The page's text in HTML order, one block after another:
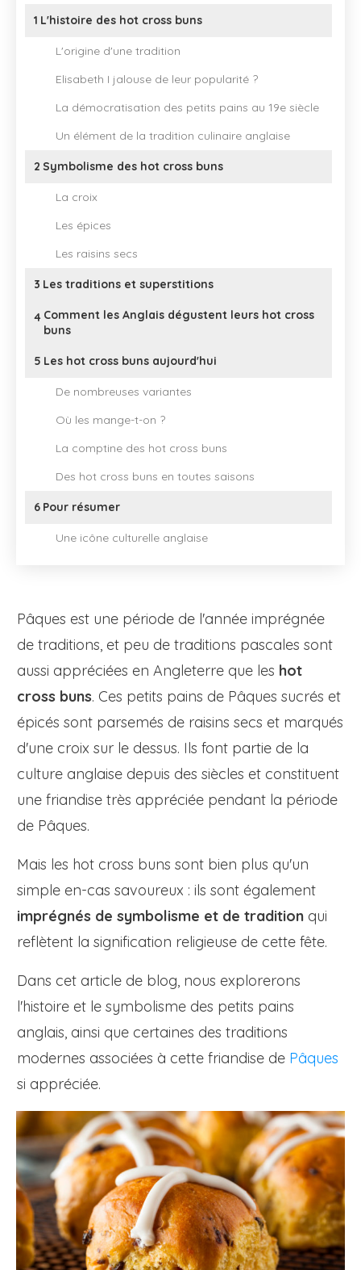
1 L'histoire des hot cross buns
L'origine d'une tradition
Elisabeth I jalouse de leur popularité ?
La démocratisation des petits pains au 19e siècle
Un élément de la tradition culinaire anglaise
2 Symbolisme des hot cross buns
La croix
Les épices
Les raisins secs
3 Les traditions et superstitions
4 Comment les Anglais dégustent leurs hot cross
buns
5 Les hot cross buns aujourd'hui
De nombreuses variantes
Où les mange-t-on ?
La comptine des hot cross buns
Des hot cross buns en toutes saisons
6 Pour résumer
Une icône culturelle anglaise
Pâques est une période de l'année imprégnée
de traditions, et peu de traditions pascales sont
aussi appréciées en Angleterre que les hot
cross buns. Ces petits pains de Pâques sucrés et
épicés sont parsemés de raisins secs et marqués
d'une croix sur le dessus. Ils font partie de la
culture anglaise depuis des siècles et constituent
une friandise très appréciée pendant la période
de Pâques.
Mais les hot cross buns sont bien plus qu'un
simple en-cas savoureux : ils sont également
imprégnés de symbolisme et de tradition qui
reflètent la signification religieuse de cette fête.
Dans cet article de blog, nous explorerons
l'histoire et le symbolisme des petits pains
anglais, ainsi que certaines des traditions
modernes associées à cette friandise de Pâques
si appréciée.